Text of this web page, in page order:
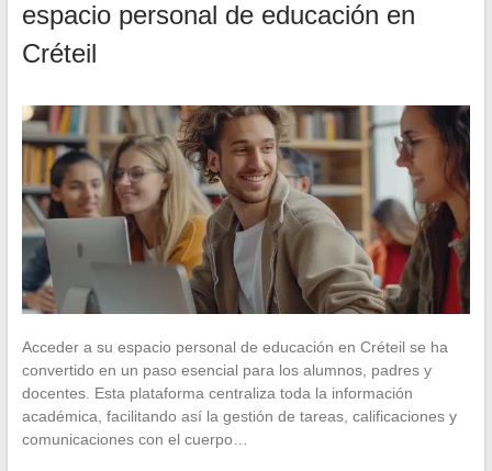
espacio personal de educación en
Créteil
Acceder a su espacio personal de educación en Créteil se ha
convertido en un paso esencial para los alumnos, padres y
docentes. Esta plataforma centraliza toda la información
académica, facilitando así la gestión de tareas, calificaciones y
comunicaciones con el cuerpo…